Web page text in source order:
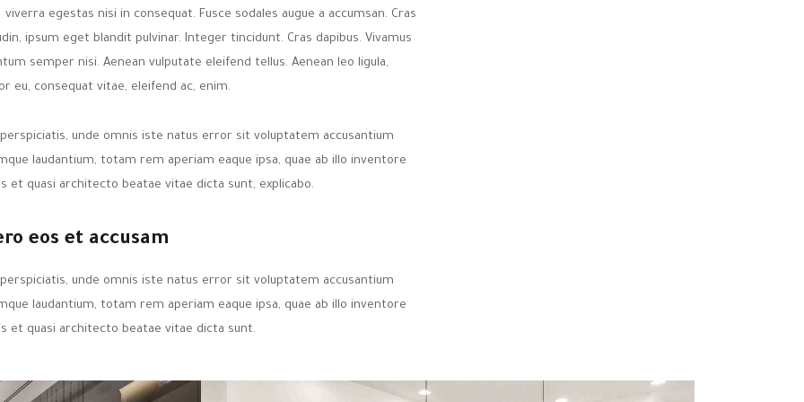
viverra egestas nisi in consequat. Fusce sodales augue a accumsan. Cras
ipsum eget blandit pulvinar. Integer tincidunt. Cras dapibus. Vivamus
semper nisi. Aenean vulputate eleifend tellus. Aenean leo ligula,
eu, consequat vitae, eleifend ac, enim.
unde omnis iste natus error sit voluptatem accusantium
laudantium, totam rem aperiam eaque ipsa, quae ab illo inventore
et quasi architecto beatae vitae dicta sunt, explicabo.
eos et accusam
unde omnis iste natus error sit voluptatem accusantium
laudantium, totam rem aperiam eaque ipsa, quae ab illo inventore
et quasi architecto beatae vitae dicta sunt.